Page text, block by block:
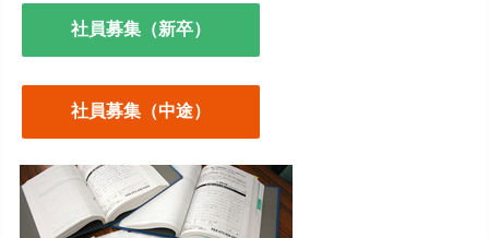
社員募集（新卒）
社員募集（中途）